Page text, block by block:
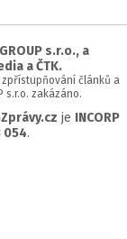
s.r.o., a
a ČTK.
článků a
s.r.o. zakázáno.
je INCORP
054.